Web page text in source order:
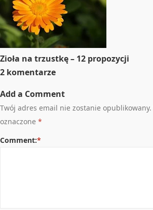
Zioła na trzustkę – 12 propozycji
2 komentarze
Add a Comment
Twój adres email nie zostanie opublikowany.
oznaczone *
Comment:*